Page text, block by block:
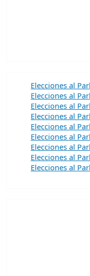
Elecciones al
Elecciones al
Elecciones al
Elecciones al
Elecciones al
Elecciones al
Elecciones al
Elecciones al
Elecciones al